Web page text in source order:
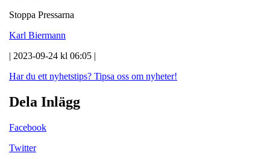
Stoppa Pressarna
Karl Biermann
| 2023-09-24 kl 06:05 |
Har du ett nyhetstips? Tipsa oss om nyheter!
Dela Inlägg
Facebook
Twitter